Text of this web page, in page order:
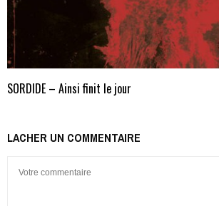
SORDIDE – Ainsi finit le jour
LACHER UN COMMENTAIRE